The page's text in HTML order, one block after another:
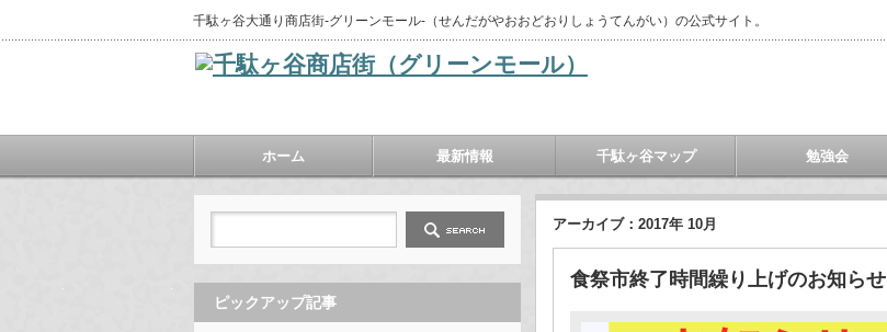
千駄ヶ谷大通り商店街‐グリーンモール‐（せんだがやおおどおりしょうてんがい）の公式サイト。
ホーム 最新情報 千駄ヶ谷マップ 勉強会
アーカイブ：2017年 10月
食祭市終了時間繰り上げのお知らせ
ピックアップ記事